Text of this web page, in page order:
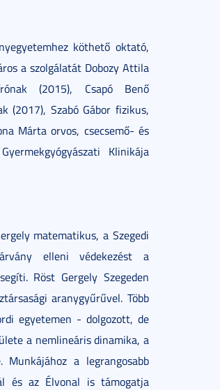
köthető oktató,
a szolgálatát Dobozy Attila
(2015), Csapó Benő
(2017), Szabó Gábor fizikus,
Márta orvos, csecsemő- és
Klinikája
matematikus, a Szegedi
elleni védekezést a
Röst Gergely Szegeden
aranygyűrűvel. Több
egyetemen - dolgozott, de
a nemlineáris dinamika, a
Munkájához a legrangosabb
és az Élvonal is támogatja